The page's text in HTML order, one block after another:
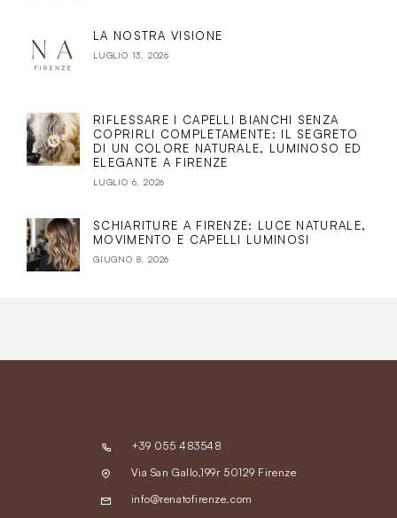
LA NOSTRA VISIONE
LUGLIO 13, 2026
RIFLESSARE I CAPELLI BIANCHI SENZA
COPRIRLI COMPLETAMENTE: IL SEGRETO
DI UN COLORE NATURALE, LUMINOSO ED
ELEGANTE A FIRENZE
LUGLIO 6, 2026
SCHIARITURE A FIRENZE: LUCE NATURALE,
MOVIMENTO E CAPELLI LUMINOSI
GIUGNO 8, 2026
+39 055 483548
Via San Gallo,199r 50129 Firenze
info@renatofirenze.com